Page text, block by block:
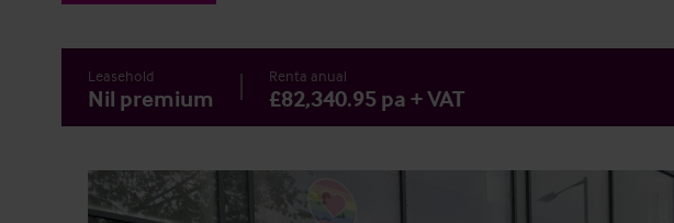
Leasehold
Nil premium
Renta anual
£82,340.95 pa + VAT